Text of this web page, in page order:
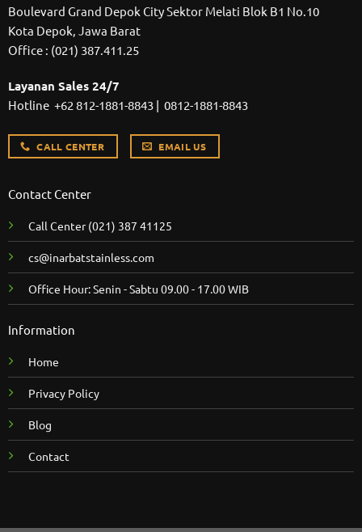
Boulevard Grand Depok City Sektor Melati Blok B1 No.10
Kota Depok, Jawa Barat
Office : (021) 387.411.25
Layanan Sales 24/7
Hotline +62 812-1881-8843| 0812-1881-8843
CALL CENTER EMAIL US
Contact Center
Call Center(021) 387 41125
cs@inarbatstainless.com
Office Hour: Senin - Sabtu 09.00 - 17.00 WIB
Information
Home
Privacy Policy
Blog
Contact